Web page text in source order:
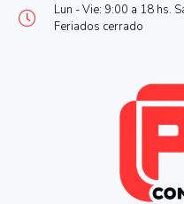
Lun - Vie: 9:00 a 18 hs.
Feriados cerrado